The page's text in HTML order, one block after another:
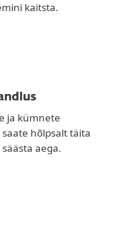
kaitsta.
ja kümnete
hõlpsalt täita
aega.